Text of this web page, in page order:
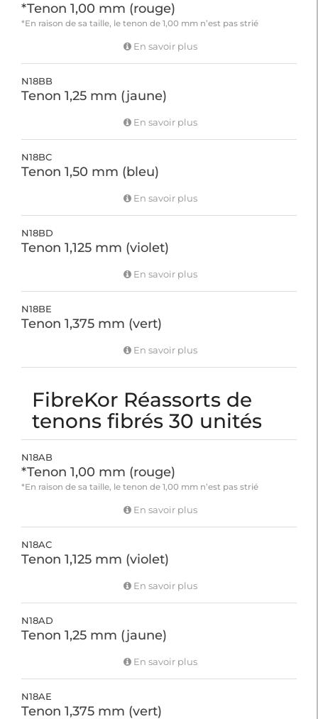
*Tenon 1,00 mm (rouge)
*En raison de sa taille, le tenon de 1,00 mm n’est pas strié
En savoir plus
N18BB
Tenon 1,25 mm (jaune)
En savoir plus
N18BC
Tenon 1,50 mm (bleu)
En savoir plus
N18BD
Tenon 1,125 mm (violet)
En savoir plus
N18BE
Tenon 1,375 mm (vert)
En savoir plus
FibreKor Réassorts de
tenons fibrés 30 unités
N18AB
*Tenon 1,00 mm (rouge)
*En raison de sa taille, le tenon de 1,00 mm n’est pas strié
En savoir plus
N18AC
Tenon 1,125 mm (violet)
En savoir plus
N18AD
Tenon 1,25 mm (jaune)
En savoir plus
N18AE
Tenon 1,375 mm (vert)